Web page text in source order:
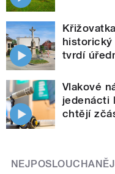
historický
tvrdí
Vlakové
jedenácti
chtějí